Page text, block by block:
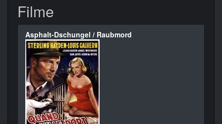
Filme
Asphalt-Dschungel / Raubmord